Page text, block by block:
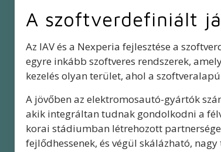
A szoftverdefiniált
Az IAV és a Nexperia fejlesztése a
egyre inkább szoftveres rendszerek,
kezelés olyan terület, ahol a
A jövőben az elektromosautó-gyártók
akik integráltan tudnak gondolkodni a
korai stádiumban létrehozott
fejlődhessenek, és végül skálázható,